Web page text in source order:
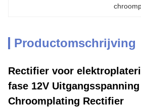
Productomschrijving
Rectifier voor
fase 12V Uitgangsspanning
Chroomplating Rectifier